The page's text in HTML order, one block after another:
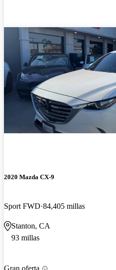
2020 Mazda CX-9
Sport FWD 84,405 millas
Stanton, CA
93 millas
Gran oferta